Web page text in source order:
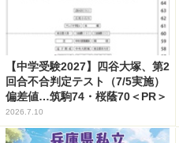
【中学受験2027】四谷大塚、第2
回合不合判定テスト（7/5実施）
偏差値…筑駒74・桜蔭70＜PR＞
2026.7.10